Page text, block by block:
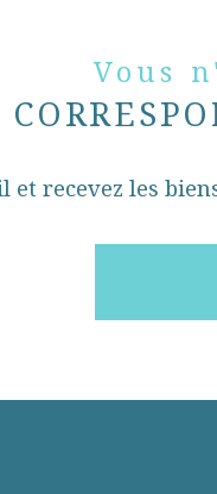
Vous
et recevez les